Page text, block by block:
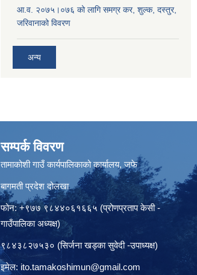
आ.व. २०७५।०७६ को लागि समग्र कर, शुल्क, दस्तुर,
जरिवानाको विवरण
अन्य
सम्पर्क विवरण
तामाकोशी गाउँ कार्यपालिकाको कार्यालय, जफे
बागमती प्रदेश दोलखा
फोन: +९७७ ९८४४०६१६६५ (प्रोणप्रताप केसी -
गाउँपालिका अध्यक्ष)
९८४३८२७५३० (सिर्जना खड्का सुवेदी -उपाध्यक्ष)
इमेल: ito.tamakoshimun@gmail.com